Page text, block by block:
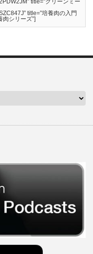
title=”培養肉の入門
肉シリーズ”]